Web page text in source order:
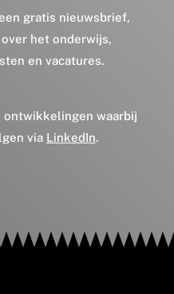
gratis nieuwsbrief,
het onderwijs,
en vacatures.
waarbij
via LinkedIn.